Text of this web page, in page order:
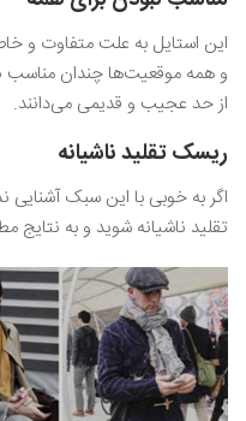
این استایل به علت متفاوت و
و همه موقعیت‌ها چندان مناسب
از حد عجیب و قدیمی می‌دانند.
ریسک تقلید ناشیانه
اگر به خوبی با این سبک
تقلید ناشیانه شوید و به نتایج